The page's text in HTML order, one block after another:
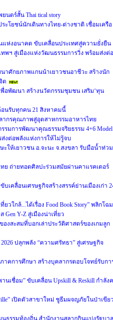
ตร์สั้น Thai tical story
ระโยชน์นักเดินทางไทย-ต่างชาติ เชื่อมเครือ
นแห่งอนาคต ขับเคลื่อนประเทศสู่ความยั่งยืน
ทพฯ สู่เมืองแห่งวัฒนธรรมการวิ่ง พร้อมส่งต่อ
ฒนาศักยภาพแกนนำเยาวชนอาชีวะ สร้างนัก
ต
พื่อพัฒนา สร้างนวัตกรรมชุมชน เสริม‘ทุน
นรับทุกคน 21 สิงหาคมนี้
กรคุณภาพสู่อุตสาหกรรมอาหารไทย
รมการพัฒนาคุณธรรมจริยธรรม 4+6 Model
งต่อพลังแห่งการให้ไม่รู้จบ
ะให้เยาวชน อ.จะนะ จ.สงขลา รับมือน้ำท่วม
ทย ถ่ายทอดศิลปะร่วมสมัยผ่านคาแรคเตอร์
บเคลื่อนเศรษฐกิจสร้างสรรค์ย่านเมืองเก่า
ใกล้...ได้เรื่อง Food Book Story” พลิกโฉม
Gen Y-Z สู่เมืองน่าเที่ยว
งสะสมที่บอกเล่าประวัติศาสตร์ของเกมลูก
ปลุกพลัง “ความศรัทธา” สู่เศรษฐกิจ
คการศึกษา สร้างบุคลากรตอบโจทย์รับกา
นเชื่อม” ขับเคลื่อน Upskill & Reskill กำลัง
เปิดตัวสาขาใหม่ ชูธีมผจญภัยในป่าเขียว
นธรรมท้องถิ่น สำนักงานสลากกินแบ่งรัฐบาล